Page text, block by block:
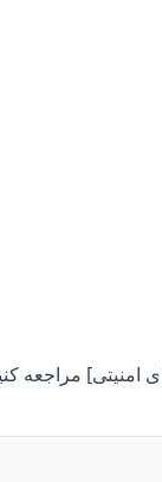
مراجعه